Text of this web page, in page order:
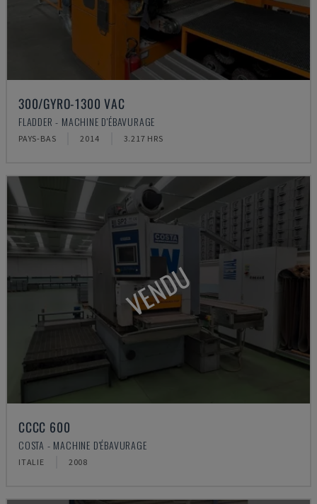
300/GYRO-1300 VAC
FLADDER - MACHINE D'ÉBAVURAGE
PAYS-BAS 2014 3.217 HRS
VENDU
CCCC 600
COSTA - MACHINE D'ÉBAVURAGE
ITALIE 2008